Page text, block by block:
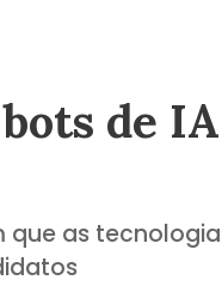
de
que as